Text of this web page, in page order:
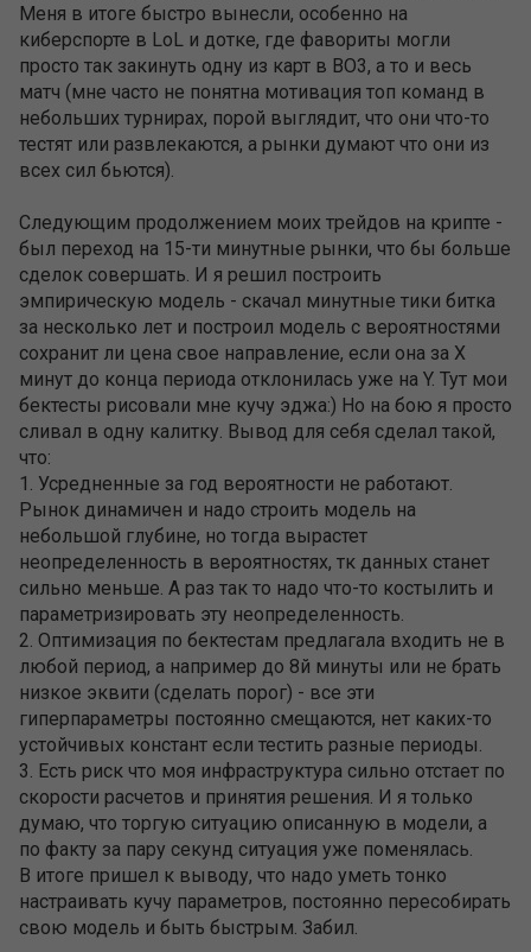
Меня в итоге быстро вынесли, особенно на
киберспорте в LoL и дотке, где фавориты могли
просто так закинуть одну из карт в BO3, а то и весь
матч (мне часто не понятна мотивация топ команд в
небольших турнирах, порой выглядит, что они что-то
тестят или развлекаются, а рынки думают что они из
всех сил бьются).
Следующим продолжением моих трейдов на крипте -
был переход на 15-ти минутные рынки, что бы больше
сделок совершать. И я решил построить
эмпирическую модель - скачал минутные тики битка
за несколько лет и построил модель с вероятностями
сохранит ли цена свое направление, если она за X
минут до конца периода отклонилась уже на Y. Тут мои
бектесты рисовали мне кучу эджа:) Но на бою я просто
сливал в одну калитку. Вывод для себя сделал такой,
что:
1. Усредненные за год вероятности не работают.
Рынок динамичен и надо строить модель на
небольшой глубине, но тогда вырастет
неопределенность в вероятностях, тк данных станет
сильно меньше. А раз так то надо что-то костылить и
параметризировать эту неопределенность.
2. Оптимизация по бектестам предлагала входить не в
любой период, а например до 8й минуты или не брать
низкое эквити (сделать порог) - все эти
гиперпараметры постоянно смещаются, нет каких-то
устойчивых констант если тестить разные периоды.
3. Есть риск что моя инфраструктура сильно отстает по
скорости расчетов и принятия решения. И я только
думаю, что торгую ситуацию описанную в модели, а
по факту за пару секунд ситуация уже поменялась.
В итоге пришел к выводу, что надо уметь тонко
настраивать кучу параметров, постоянно пересобирать
свою модель и быть быстрым. Забил.